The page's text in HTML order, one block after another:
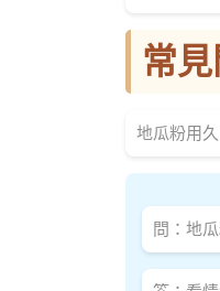
常
地瓜粉用
問：地